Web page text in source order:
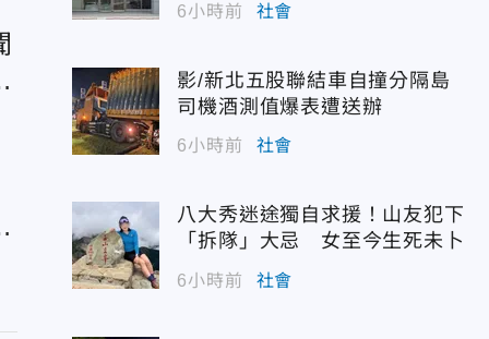
6小時前 社會
影/新北五股聯結車自撞分隔島
司機酒測值爆表遭送辦
6小時前 社會
八大秀迷途獨自求援！山友犯下
「拆隊」大忌 女至今生死未卜
6小時前 社會